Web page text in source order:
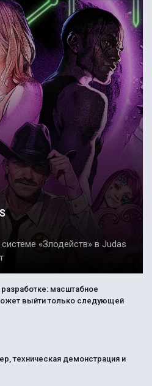
«Злодейств» в Judas
масштабное
выйти только следующей
техническая демонстрация и